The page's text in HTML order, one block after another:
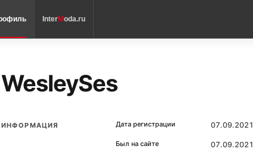
InterModa.ru
WesleySes
ИНФОРМАЦИЯ Дата регистрации 07.09.2021
Был на сайте 07.09.2021